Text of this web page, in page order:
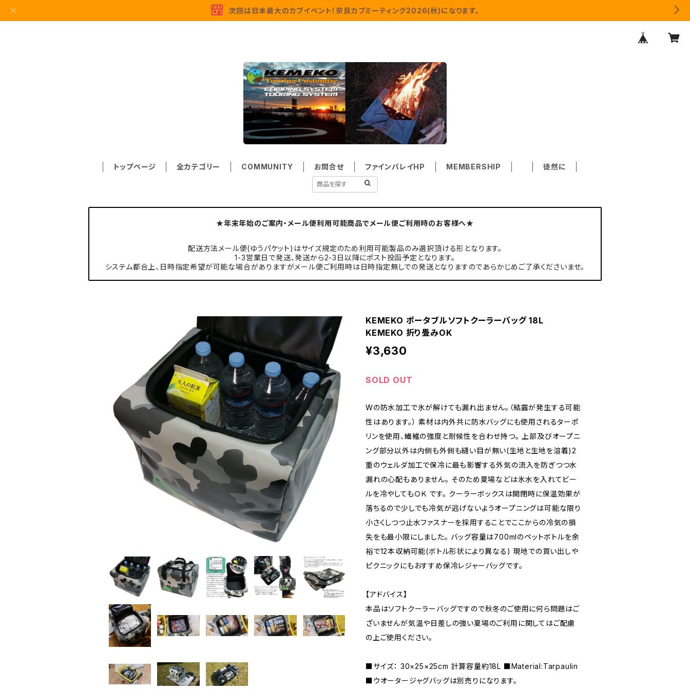
次回は日本最大のカブイベント！奈良カブミーティング2026(秋)になります。
トップページ 全カテゴリー COMMUNITY お問合せ ファインバレイHP MEMBERSHIP 徒然に
★年末年始のご案内・メール便利用可能商品でメール便ご利用時のお客様へ★
配送方法メール便(ゆうパケット)はサイズ規定のため利用可能製品のみ選択頂ける形となります。
1-3営業日で発送、発送から2-3日以降にポスト投函予定となります。
システム都合上、日時指定希望が可能な場合がありますがメール便ご利用時は日時指定無しでの発送となりますのであらかじめご了承くださいませ。
KEMEKO ポータブルソフトクーラーバッグ 18L
KEMEKO 折り畳みOK
¥3,630
SOLD OUT
Wの防水加工で氷が解けても漏れ出ません。（結露が発生する可能
性はあります。） 素材は内外共に防水バッグにも使用されるターポ
リンを使用、繊維の強度と耐候性を合わせ持つ。 上部及びオープニ
ング部分以外は内側も外側も縫い目が無い(生地と生地を溶着)2
重のウェルダ加工で保冷に最も影響する外気の流入を防ぎつつ水
漏れの心配もありません。 そのため夏場などは氷水を入れてビー
ルを冷やしてもＯＫ です。 クーラーボックスは開閉時に保温効果が
落ちるので少しでも冷気が逃げないようオープニングは可能な限り
小さくしつつ止水ファスナーを採用することでここからの冷気の損
失をも最小限にしました。 バッグ容量は700mlのペットボトルを余
裕で12本収納可能(ボトル形状により異なる) 現地での買い出しや
ピクニックにもおすすめ保冷レジャーバッグです。
【アドバイス】
本品はソフトクーラーバッグですので秋冬のご使用に何ら問題はご
ざいませんが気温や日差しの強い夏場のご利用に関してはご配慮
の上ご使用ください。
■サイズ： 30×25×25cm 計算容量約18L ■Material:Tarpaulin
■ウオータージャグバッグは別売りになります。